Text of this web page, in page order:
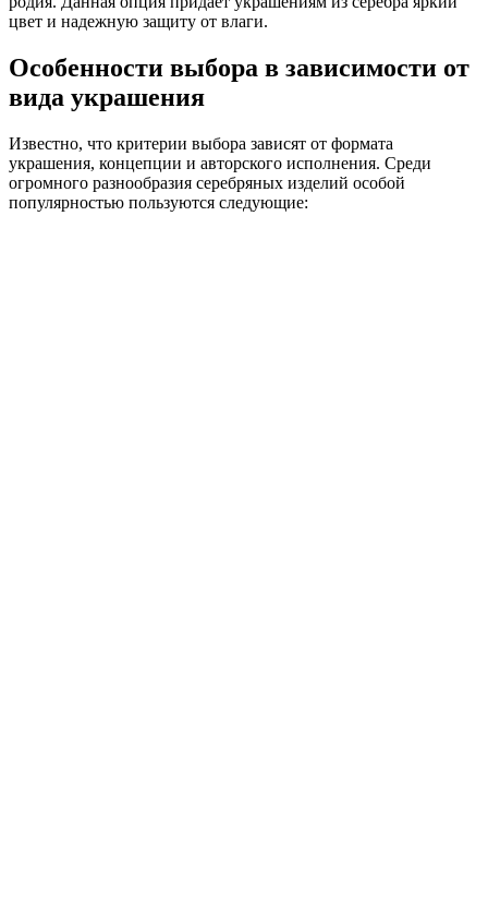
цвет и надежную защиту от влаги.
Особенности выбора в зависимости от
вида украшения
Известно, что критерии выбора зависят от формата
украшения, концепции и авторского исполнения. Среди
огромного разнообразия серебряных изделий особой
популярностью пользуются следующие: